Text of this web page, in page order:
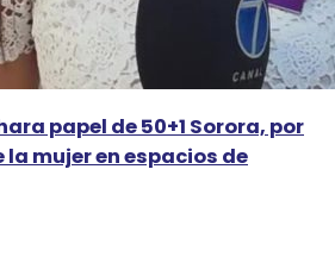
papel de 50+1 Sorora, por
mujer en espacios de